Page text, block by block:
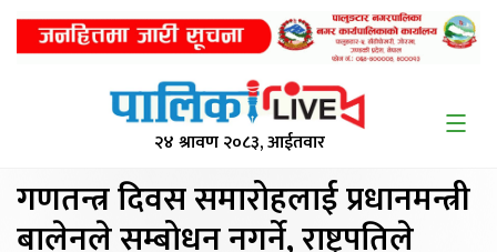
२४ श्रावण २०८३, आईतवार
गणतन्त्र दिवस समारोहलाईप्रधानमन्त्री
बालेनले सम्बोधन नगर्ने, राष्ट्रपतिले